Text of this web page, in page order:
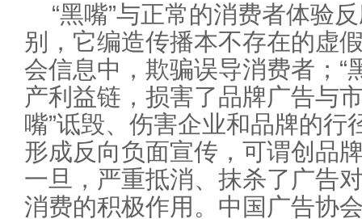
“黑嘴”与正常的消费者体验
别，它编造传播本不存在的虚
会信息中，欺骗误导消费者；“
产利益链，损害了品牌广告与
嘴”诋毁、伤害企业和品牌的行
形成反向负面宣传，可谓创品
一旦，严重抵消、抹杀了广告
消费的积极作用。中国广告协